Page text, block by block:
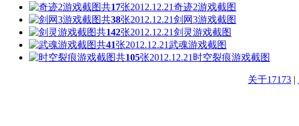
共17张2012.12.21奇迹2游戏截图
共38张2012.12.21剑网3游戏截图
共142张2012.12.21剑灵游戏截图
共41张2012.12.21武魂游戏截图
共105张2012.12.21 时空裂痕游戏截图
关于17173 |